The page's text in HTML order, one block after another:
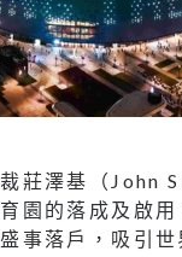
莊澤基（John
園的落成及啟
事落戶，吸引世